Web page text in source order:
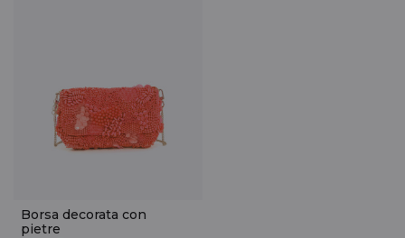
Borsa decorata con
pietre